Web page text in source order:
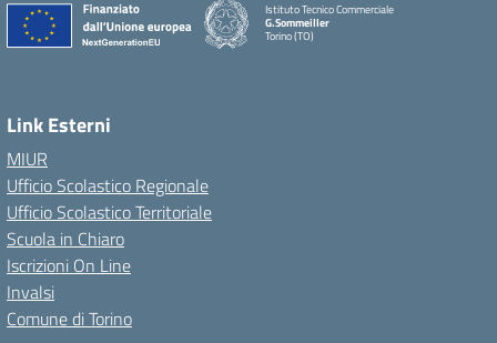
Istituto Tecnico Commerciale
G.Sommeiller
Torino (TO)
Link Esterni
MIUR
Ufficio Scolastico Regionale
Ufficio Scolastico Territoriale
Scuola in Chiaro
Iscrizioni On Line
Invalsi
Comune di Torino